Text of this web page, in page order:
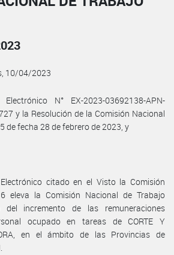
10/04/2023
N° EX-2023-03692138-APN-
y la Resolución de la Comisión Nacional
de fecha 28 de febrero de 2023, y
citado en el Visto la Comisión
eleva la Comisión Nacional de Trabajo
incremento de las remuneraciones
ocupado en tareas de CORTE Y
en el ámbito de las Provincias de